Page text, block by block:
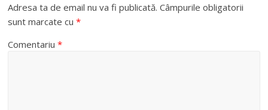
Adresa ta de email nu va fi publicată. Câmpurile obligatorii
sunt marcate cu*
Comentariu*